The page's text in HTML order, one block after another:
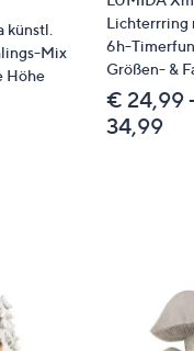
künstl.
Mix
Höhe
Lichterrring
6h-
Größen- &
€ 24,99
34,99